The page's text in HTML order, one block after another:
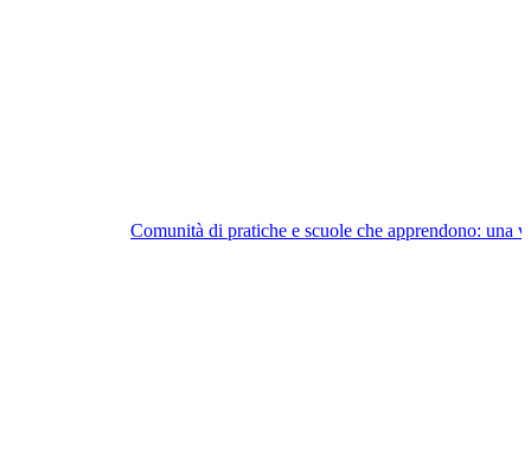
Comunità di pratiche e scuole che apprendono: una